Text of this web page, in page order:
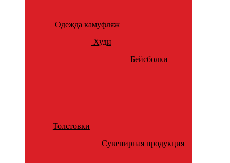
Одежда камуфляж
Худи
Бейсболки
Толстовки
Сувенирная продукция